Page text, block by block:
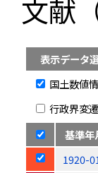
文献
表示データ
国土数値
行政界変
基準年
1920-